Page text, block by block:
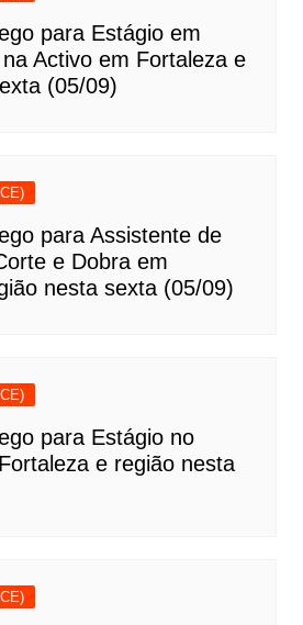
para Estágio em
Activo em Fortaleza e
(05/09)
para Assistente de
e Dobra em
nesta sexta (05/09)
para Estágio no
e região nesta